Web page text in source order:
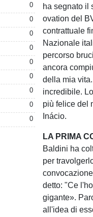
0
0
0
0
0
0
0
0
0
ha segnato il
ovation del
contrattuale
Nazionale
percorso
ancora
della mia
incredibile.
più felice del
Inácio.
LA PRIMA
Baldini ha
per
detto: "Ce
gigante».
all'idea di